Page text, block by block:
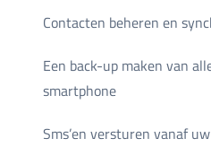
Contacten beheren en
Een back-up maken van
smartphone
Sms’en versturen vanaf